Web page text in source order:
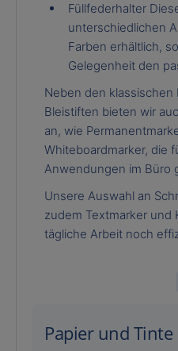
Füllfederhalter
unterschiedlichen
Farben erhältlich,
Gelegenheit den
Neben den klassischen
Bleistiften bieten wir
an, wie
Whiteboardmarker, die
Anwendungen im Büro
Unsere Auswahl an
zudem Textmarker und
tägliche Arbeit noch
Papier und Tinte